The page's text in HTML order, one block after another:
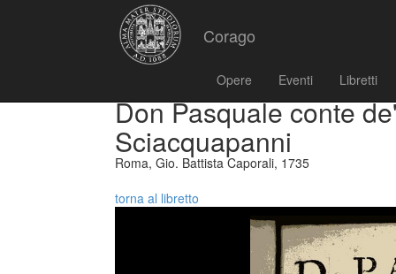
Corago
Opere Eventi Libretti
Don Pasquale conte
Sciacquapanni
Roma, Gio. Battista Caporali, 1735
torna al libretto